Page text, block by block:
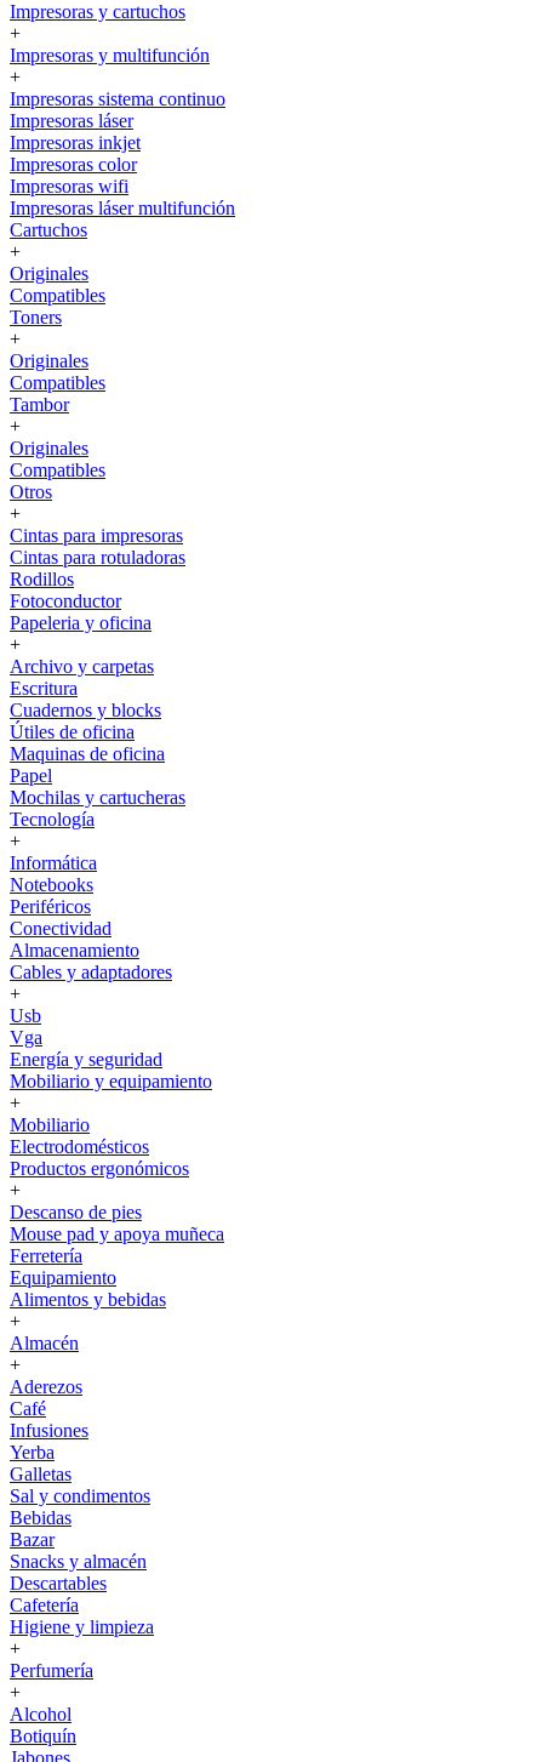
Impresoras y cartuchos
+
Impresoras y multifunción
+
Impresoras sistema continuo
Impresoras láser
Impresoras inkjet
Impresoras color
Impresoras wifi
Impresoras láser multifunción
Cartuchos
+
Originales
Compatibles
Toners
+
Originales
Compatibles
Tambor
+
Originales
Compatibles
Otros
+
Cintas para impresoras
Cintas para rotuladoras
Rodillos
Fotoconductor
Papeleria y oficina
+
Archivo y carpetas
Escritura
Cuadernos y blocks
Útiles de oficina
Maquinas de oficina
Papel
Mochilas y cartucheras
Tecnología
+
Informática
Notebooks
Periféricos
Conectividad
Almacenamiento
Cables y adaptadores
+
Usb
Vga
Energía y seguridad
Mobiliario y equipamiento
+
Mobiliario
Electrodomésticos
Productos ergonómicos
+
Descanso de pies
Mouse pad y apoya muñeca
Ferretería
Equipamiento
Alimentos y bebidas
+
Almacén
+
Aderezos
Café
Infusiones
Yerba
Galletas
Sal y condimentos
Bebidas
Bazar
Snacks y almacén
Descartables
Cafetería
Higiene y limpieza
+
Perfumería
+
Alcohol
Botiquín
Jabones